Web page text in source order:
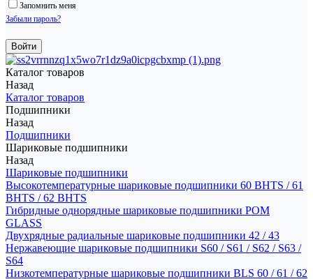
Запомнить меня
Забыли пароль?
Каталог товаров
Назад
Каталог товаров
Подшипники
Назад
Подшипники
Шариковые подшипники
Назад
Шариковые подшипники
Высокотемпературные шариковые подшипники 60 BHTS / 61
BHTS / 62 BHTS
Гибридные однорядные шариковые подшипники POM
GLASS
Двухрядные радиальные шариковые подшипники 42 / 43
Нержавеющие шариковые подшипники S60 / S61 / S62 / S63 /
S64
Низкотемпературные шариковые подшипники BLS 60 / 61 / 62